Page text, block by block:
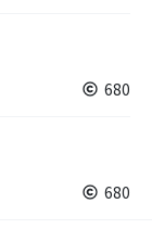
680
680